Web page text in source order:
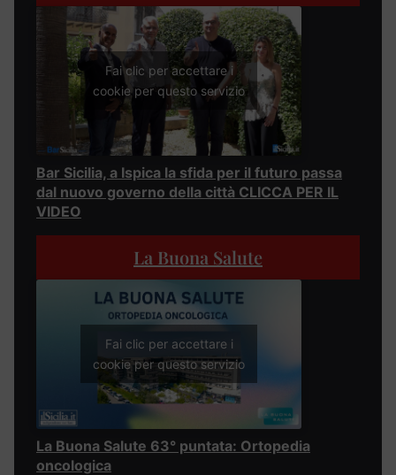
Fai clic per accettare i
cookie per questo servizio
Bar Sicilia, a Ispica la sfida per il futuro passa
dal nuovo governo della città CLICCA PER IL
VIDEO
La Buona Salute
Fai clic per accettare i
cookie per questo servizio
La Buona Salute 63° puntata: Ortopedia
oncologica